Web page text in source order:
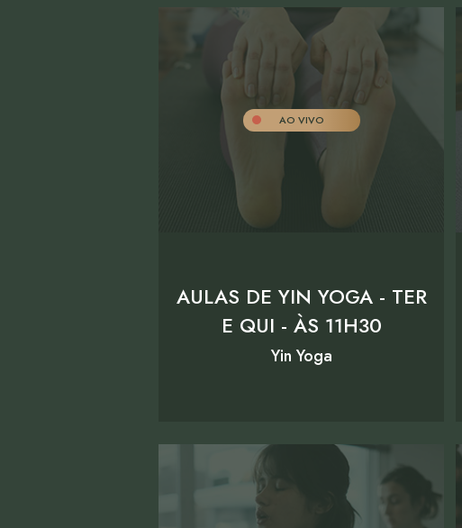
AO VIVO
AULAS DE YIN YOGA - TER
E QUI - ÀS 11H30
Yin Yoga